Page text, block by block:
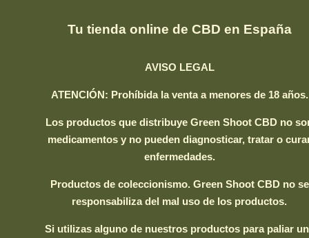
Tu tienda online de CBD en España
AVISO LEGAL
ATENCIÓN: Prohíbida la venta a menores de 18 años.
Los productos que distribuye Green Shoot CBD no
medicamentos y no pueden diagnosticar, tratar o
enfermedades.
Productos de coleccionismo. Green Shoot CBD no se
responsabiliza del mal uso de los productos.
Si utilizas alguno de nuestros productos para paliar